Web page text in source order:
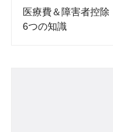
医療費＆障害者控
6つの知識